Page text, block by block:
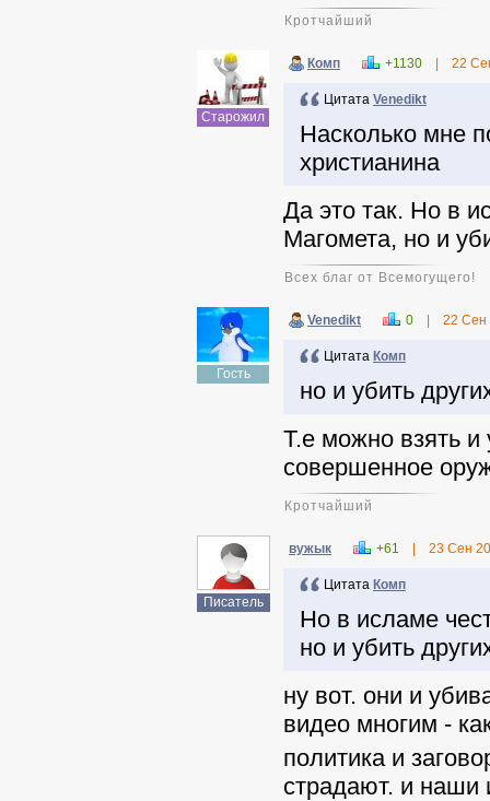
Кротчайший
Старожил
Комп +1130 22
Цитата Venedikt
Насколько мне
христианина
Да это так. Но в
Магомета, но и
Всех благ от Всемогущего!
Гость
Venedikt 0 22 Сен
Цитата Комп
но и убить
Т.е можно взять и
совершенное
Кротчайший
Писатель
вужык +61 23 Сен
Цитата Комп
Но в исламе
но и убить
ну вот. они и
видео многим -
политика и
страдают. и наши